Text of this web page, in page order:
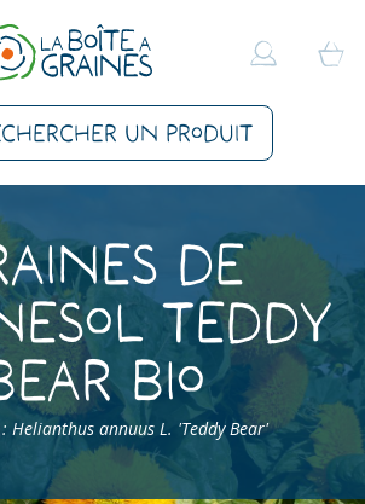
un produit
de
Teddy
Bio
Helianthus annuus L. 'Teddy Bear'